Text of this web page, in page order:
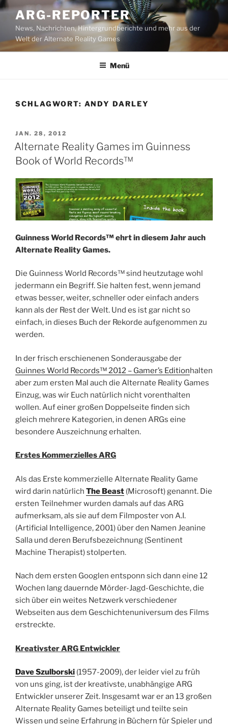
Zum
Inhalt
springen
ARG-REPORTER
News, Nachrichten, Hintergrundberichte und mehr aus der
Welt der Alternate Reality Games
Menü
SCHLAGWORT: ANDY DARLEY
VERÖFFENTLICHT
AM
JAN. 28, 2012
Alternate Reality Games im Guinness
Book of World Records™
Guinness World Records™ ehrt in diesem Jahr auch
Alternate Reality Games.
Die Guinness World Records™ sind heutzutage wohl
jedermann ein Begriff. Sie halten fest, wenn jemand
etwas besser, weiter, schneller oder einfach anders
kann als der Rest der Welt. Und es ist gar nicht so
einfach, in dieses Buch der Rekorde aufgenommen zu
werden.
In der frisch erschienenen Sonderausgabe der
Guinnes World Records™ 2012 – Gamer’s Editionhalten
aber zum ersten Mal auch die Alternate Reality Games
Einzug, was wir Euch natürlich nicht vorenthalten
wollen. Auf einer großen Doppelseite finden sich
gleich mehrere Kategorien, in denen ARGs eine
besondere Auszeichnung erhalten.
Erstes Kommerzielles ARG
Als das Erste kommerzielle Alternate Reality Game
wird darin natürlich The Beast (Microsoft) genannt. Die
ersten Teilnehmer wurden damals auf das ARG
aufmerksam, als sie auf dem Filmposter von A.I.
(Artificial Intelligence, 2001) über den Namen Jeanine
Salla und deren Berufsbezeichnung (Sentinent
Machine Therapist) stolperten.
Nach dem ersten Googlen entsponn sich dann eine 12
Wochen lang dauernde Mörder-Jagd-Geschichte, die
sich über ein weites Netzwerk verschiedener
Webseiten aus dem Geschichtenuniversum des Films
erstreckte.
Kreativster ARG Entwickler
Dave Szulborski (1957-2009), der leider viel zu früh
von uns ging, ist der kreativste, unabhängige ARG
Entwickler unserer Zeit. Insgesamt war er an 13 großen
Alternate Reality Games beteiligt und teilte sein
Wissen und seine Erfahrung in Büchern für Spieler und